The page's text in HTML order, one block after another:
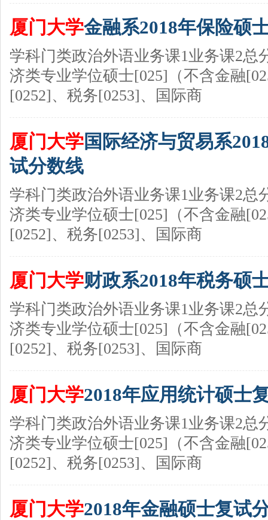
厦门大学金融系2018年保险硕
学科门类政治外语业务课1业务课2总
济类专业学位硕士[025]（不含金融
[0252]、税务[0253]、国际商
厦门大学国际经济与贸易系
试分数线
学科门类政治外语业务课1业务课2总
济类专业学位硕士[025]（不含金融
[0252]、税务[0253]、国际商
厦门大学财政系2018年税务硕
学科门类政治外语业务课1业务课2总
济类专业学位硕士[025]（不含金融
[0252]、税务[0253]、国际商
厦门大学2018年应用统计硕士
学科门类政治外语业务课1业务课2总
济类专业学位硕士[025]（不含金融
[0252]、税务[0253]、国际商
厦门大学2018年金融硕士复试